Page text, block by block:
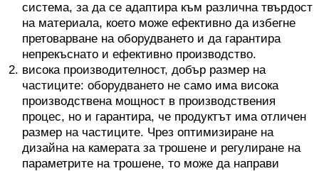
система, за да се адаптира към различна твърдост
на материала, което може ефективно да избегне
претоварване на оборудването и да гарантира
непрекъснато и ефективно производство.
висока производителност, добър размер на
частиците: оборудването не само има висока
производствена мощност в производствения
процес, но и гарантира, че продуктът има отличен
размер на частиците. Чрез оптимизиране на
дизайна на камерата за трошене и регулиране на
параметрите на трошене, то може да направи